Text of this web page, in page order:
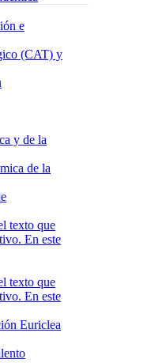
e
(CAT) y
y de la
de la
Euriclea